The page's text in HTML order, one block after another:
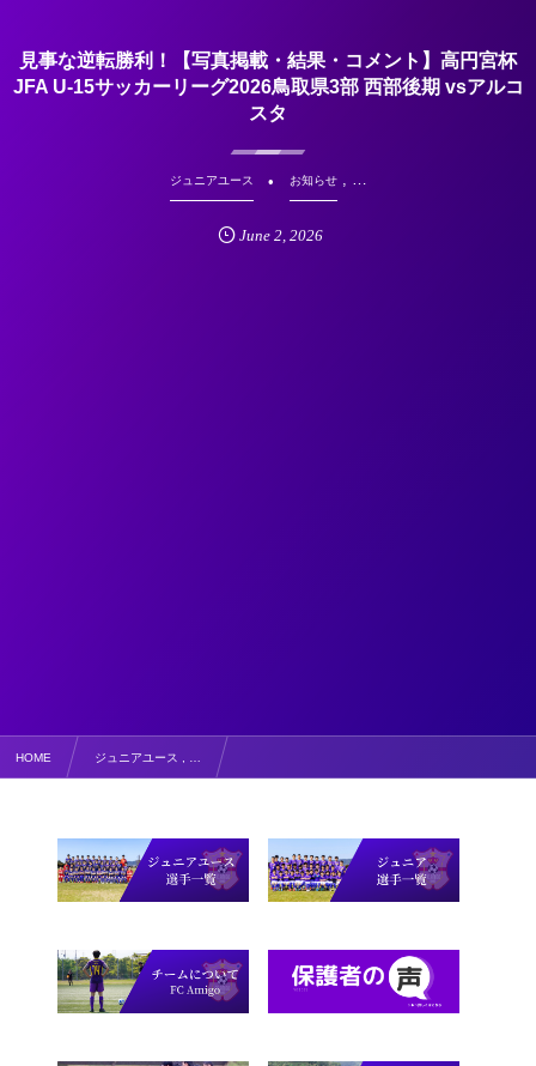
見事な逆転勝利！【写真掲載・結果・コメント】高円宮杯
JFA U-15サッカーリーグ2026鳥取県3部 西部後期 vsアルコ
スタ
ジュニアユース お知らせ, …
June 2, 2026
HOME ジュニアユース , …